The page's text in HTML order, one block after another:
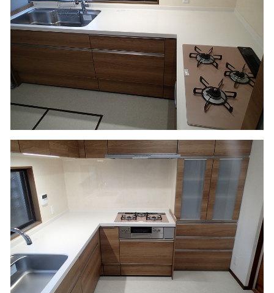
カクダイ製のハンドシャワー水栓、シンクも他のメーカーではあまり見ない幅
広サイズです